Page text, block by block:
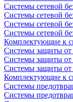
Системы сетевой
Системы сетевой
Системы сетевой
Системы сетевой
Комплектующие к
Системы защиты от
Системы защиты от
Системы защиты от
Комплектующие к
Системы
Системы